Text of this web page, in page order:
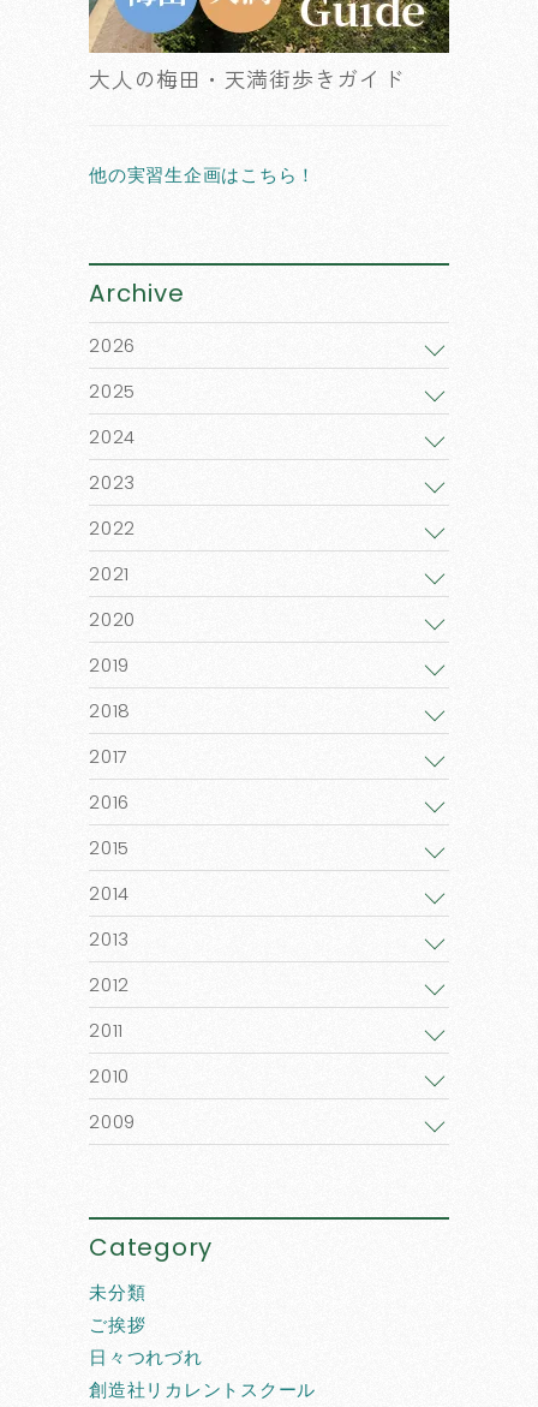
大人の梅田・天満街歩きガイド
他の実習生企画はこちら！
Archive
2026
2025
2024
2023
2022
2021
2020
2019
2018
2017
2016
2015
2014
2013
2012
2011
2010
2009
Category
未分類
ご挨拶
日々つれづれ
創造社リカレントスクール